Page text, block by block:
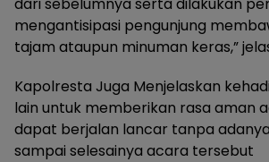
mengantisipasi pengunjung
tajam ataupun minuman keras,”
Kapolresta Juga Menjelaskan
lain untuk memberikan rasa aman
dapat berjalan lancar tanpa
sampai selesainya acara tersebut